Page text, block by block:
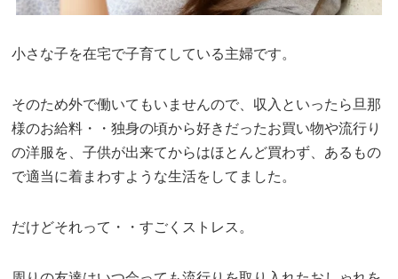
小さな子を在宅で子育てしている主婦です。
そのため外で働いてもいませんので、収入といったら旦那
様のお給料・・独身の頃から好きだったお買い物や流行り
の洋服を、子供が出来てからはほとんど買わず、あるもの
で適当に着まわすような生活をしてました。
だけどそれって・・すごくストレス。